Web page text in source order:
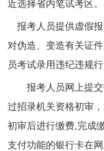
近选择省内笔试考区。
报考人员提供虚假报
对伪造、变造有关证
员考试录用违纪违规
报考人员网上提交
过招录机关资格初审
初审后进行缴费,完成
支付功能的银行卡在